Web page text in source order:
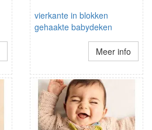
vierkante in blokken
gehaakte babydeken
Meer info